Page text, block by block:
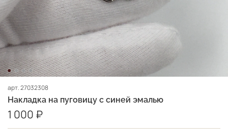
арт.27032308
Накладка на пуговицу с синей эмалью
1 000 ₽